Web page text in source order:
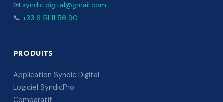
📧 syndic.digital@gmail.com
📞 +33 6 51 11 56 90
PRODUITS
Application Syndic Digital
Logiciel SyndicPro
Comparatif